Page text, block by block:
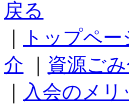
トップペー
介
資源ご
入会のメリ